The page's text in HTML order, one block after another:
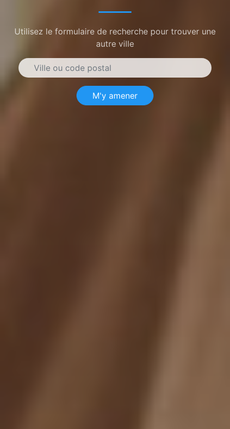
Utilisez le formulaire de recherche pour trouver une
autre ville
M'y amener